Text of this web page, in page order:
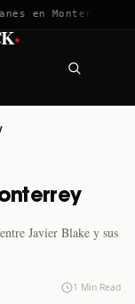
en Monterrey · 12
·
Javier Blake y sus
1 Min Read